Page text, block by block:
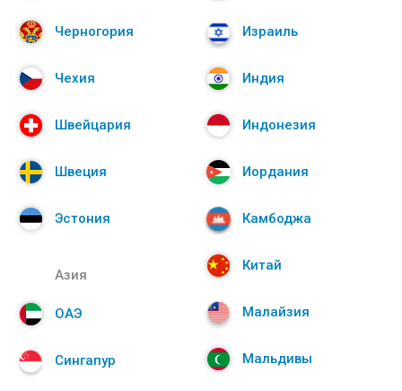
Черногория
Чехия
Швейцария
Швеция
Эстония
Израиль
Индия
Индонезия
Иордания
Камбоджа
Китай
Малайзия
Мальдивы
Азия
ОАЭ
Сингапур